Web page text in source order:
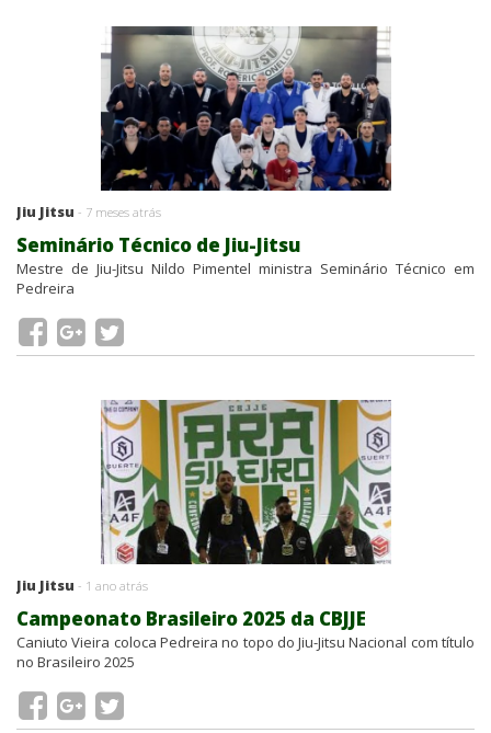
Jiu Jitsu - 7 meses atrás
Seminário Técnico de Jiu-Jitsu
Mestre de Jiu-Jitsu Nildo Pimentel ministra Seminário Técnico em
Pedreira
Jiu Jitsu - 1 ano atrás
Campeonato Brasileiro 2025 da CBJJE
Caniuto Vieira coloca Pedreira no topo do Jiu-Jitsu Nacional com título
no Brasileiro 2025